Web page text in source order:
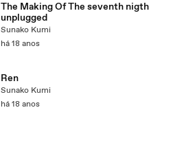
The Making Of The seventh nigth
unplugged
Sunako Kumi
há 18 anos
Ren
Sunako Kumi
há 18 anos